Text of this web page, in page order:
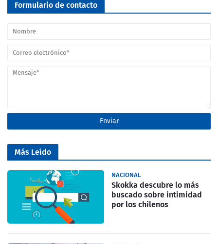
Formulario de contacto
Más Leído
NACIONAL
Skokka descubre lo más
buscado sobre intimidad
por los chilenos